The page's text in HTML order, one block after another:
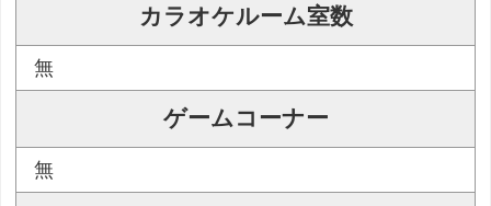
カラオケルーム室数
無
ゲームコーナー
無